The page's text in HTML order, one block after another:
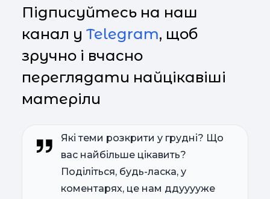
Підписуйтесь на наш
канал у Telegram, щоб
зручно і вчасно
переглядати найцікавіші
матеріли
Які теми розкрити у грудні? Що
вас найбільше цікавить?
Поділіться, будь-ласка, у
коментарях, це нам ддууууже